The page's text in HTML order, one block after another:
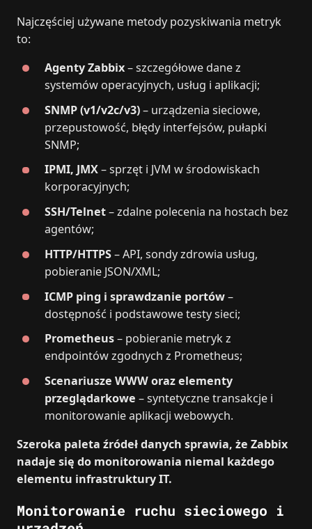
Najczęściej używane metody pozyskiwania metryk
to:
Agenty Zabbix– szczegółowe dane z
systemów operacyjnych, usług i aplikacji;
SNMP (v1/v2c/v3)– urządzenia sieciowe,
przepustowość, błędy interfejsów, pułapki
SNMP;
IPMI, JMX– sprzęt i JVM w środowiskach
korporacyjnych;
SSH/Telnet– zdalne polecenia na hostach bez
agentów;
HTTP/HTTPS– API, sondy zdrowia usług,
pobieranie JSON/XML;
ICMP ping i sprawdzanie portów–
dostępność i podstawowe testy sieci;
Prometheus– pobieranie metryk z
endpointów zgodnych z Prometheus;
Scenariusze WWW oraz elementy
przeglądarkowe – syntetyczne transakcje i
monitorowanie aplikacji webowych.
Szeroka paleta źródeł danych sprawia, że Zabbix
nadaje się do monitorowania niemal każdego
elementu infrastruktury IT.
Monitorowanie ruchu sieciowego i